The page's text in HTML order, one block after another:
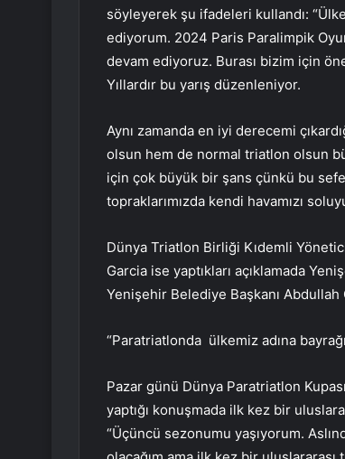
söyleyerek şu ifadeleri kullandı:
ediyorum. 2024 Paris Paralimpik
devam ediyoruz. Burası bizim için
Yıllardır bu yarış düzenleniyor.
Aynı zamanda en iyi derecemi
olsun hem de normal triatlon olsun
için çok büyük bir şans çünkü bu
topraklarımızda kendi havamızı
Dünya Triatlon Birliği Kıdemli
Garcia ise yaptıkları açıklamada
Yenişehir Belediye Başkanı
“Paratriatlonda ülkemiz adına
Pazar günü Dünya Paratriatlon
yaptığı konuşmada ilk kez bir
“Üçüncü sezonumu yaşıyorum.